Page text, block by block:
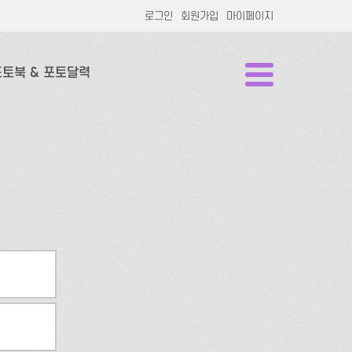
로그인 회원가입 마이페이지
북 & 포토달력